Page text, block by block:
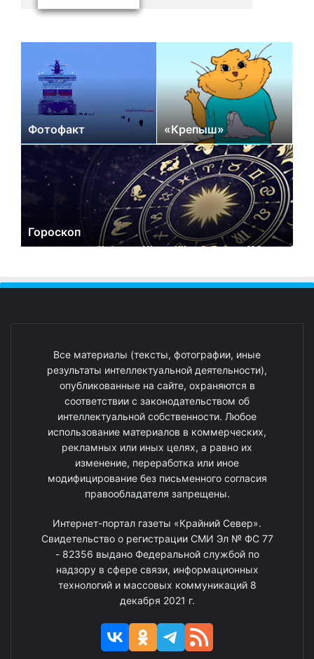
Фотофакт «Крепыш»
Гороскоп
Все материалы (тексты, фотографии, иные
результаты интеллектуальной деятельности),
опубликованные на сайте, охраняются в
соответствии с законодательством об
интеллектуальной собственности. Любое
использование материалов в коммерческих,
рекламных или иных целях, а равно их
изменение, переработка или иное
модифицирование без письменного согласия
правообладателя запрещены.
Интернет-портал газеты «Крайний Север».
Свидетельство о регистрации СМИ Эл № ФС 77
- 82356 выдано Федеральной службой по
надзору в сфере связи, информационных
технологий и массовых коммуникаций 8
декабря 2021 г.